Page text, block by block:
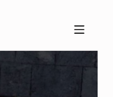
MOBILE MENU